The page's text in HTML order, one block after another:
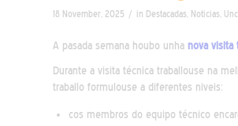
18 November, 2025 / in Destacadas Noticias
A pasada semana houbo unha nova visita
Durante a visita técnica traballouse na
traballo formulouse a diferentes niveis:
cos membros do equipo técnico